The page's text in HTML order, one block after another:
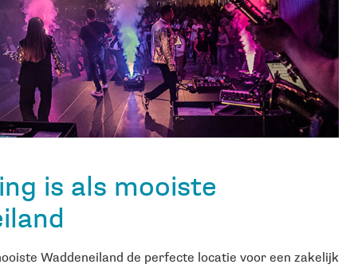
is als mooiste
Waddeneiland de perfecte locatie voor een zakelijk